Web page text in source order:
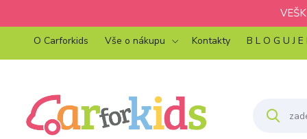
O Carforkids Vše o nákupu Kontakty B L O G U J E